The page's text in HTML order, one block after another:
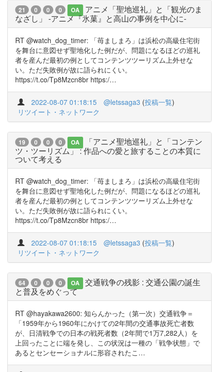
21 0 0 0 OA
アニメ「聖地巡礼」と「観光のま
なざし」 -アニメ『氷菓』と高山の事例を中心に-
RT @watch_dog_timer: 「苺ましまろ」は浜松の高級住宅街
を舞台に意図せず聖地化した例だが、問題になるほどの巡礼
者を産んだ最初の例としてコンテンツツーリズム上外せな
い。ただ失敗例が故に語られにくい。
https://t.co/Tp8Mzcn8br https:/…
2022-08-07 01:18:15 @letssaga3 (投稿一覧)
リツイート・ネットワーク
19 0 0 0 OA
「アニメ聖地巡礼」と「コンテン
ツ・ツーリズム」 : 作品への愛と旅することの本質に
ついて考える
RT @watch_dog_timer: 「苺ましまろ」は浜松の高級住宅街
を舞台に意図せず聖地化した例だが、問題になるほどの巡礼
者を産んだ最初の例としてコンテンツツーリズム上外せな
い。ただ失敗例が故に語られにくい。
https://t.co/Tp8Mzcn8br https:/…
2022-08-07 01:18:15 @letssaga3 (投稿一覧)
リツイート・ネットワーク
64 0 0 0 OA
交通戦争の残影 : 交通公園の誕生
と普及をめぐって
RT @hayakawa2600: 知らんかった（第一次）交通戦争＝
「1959年から1960年にかけての2年間の交通事故死亡者数
が、日清戦争での日本の戦死者数（2年間で1万7,282人）を
上回ったことに端を発し、この状況は一種の「戦争状態」で
あるとセンセーショナルに形容されたこ…